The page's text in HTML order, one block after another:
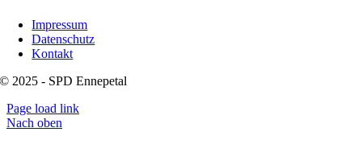
Impressum
Datenschutz
Kontakt
© 2025 - SPD Ennepetal
Page load link
Nach oben